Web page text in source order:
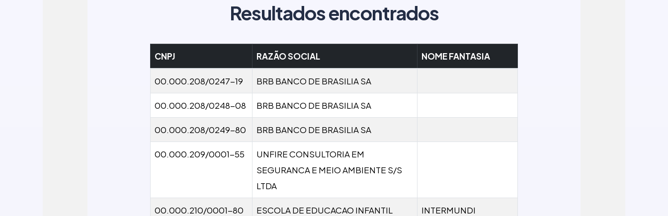
Resultados encontrados
CNPJ RAZÃO SOCIAL NOME FANTASIA
00.000.208/0247-19 BRB BANCO DE BRASILIA SA
00.000.208/0248-08 BRB BANCO DE BRASILIA SA
00.000.208/0249-80 BRB BANCO DE BRASILIA SA
00.000.209/0001-55
UNFIRE CONSULTORIA EM
SEGURANCA E MEIO AMBIENTE S/S
LTDA
00.000.210/0001-80
ESCOLA DE EDUCACAO INFANTIL
INTERMUNDI